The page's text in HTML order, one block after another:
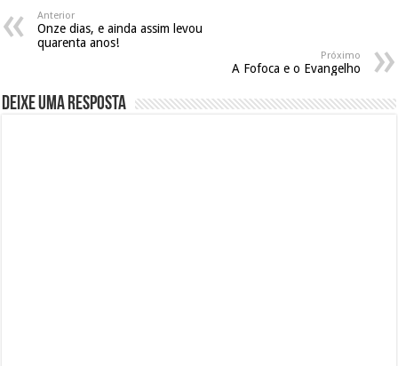
Anterior
Onze dias, e ainda assim levou
quarenta anos!
Próximo
A Fofoca e o Evangelho
Deixe uma resposta